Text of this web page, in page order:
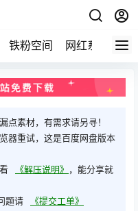
铁粉空间 网红系列 打
点素材，有需求请另寻！
器重试，这是百度网盘版本
《解压说明》 ，能分享就
题请
《提交工单》